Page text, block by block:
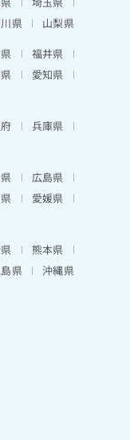
県
山梨県
福井県
愛知県
兵庫県
広島県
愛媛県
熊本県
県 沖縄県